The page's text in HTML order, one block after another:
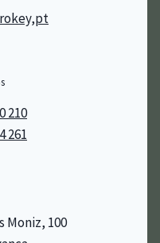
210
261
Moniz, 100